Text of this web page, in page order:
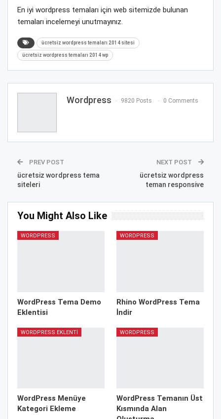
En iyi wordpress temaları için web sitemizde bulunan
temaları incelemeyi unutmayınız.
ücretsiz wordpress temaları 2014 sitesi
ücretsiz wordpress temaları 2014 wp
Wordpress 9820 Posts 0 Comments
PREV POST
ücretsiz wordpress tema
siteleri
NEXT POST
ücretsiz wordpress
teman responsive
You Might Also Like
WORDPRESS
WordPress Tema Demo
Eklentisi
WORDPRESS
Rhino WordPress Tema
İndir
WORDPRESS EKLENTI
WordPress Menüye
Kategori Ekleme
WORDPRESS
WordPress Temanın Üst
Kısmında Alan